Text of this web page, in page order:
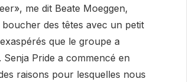
me dit Beate Moeggen,
des têtes avec un petit
que le groupe a
Pride a commencé en
raisons pour lesquelles nous